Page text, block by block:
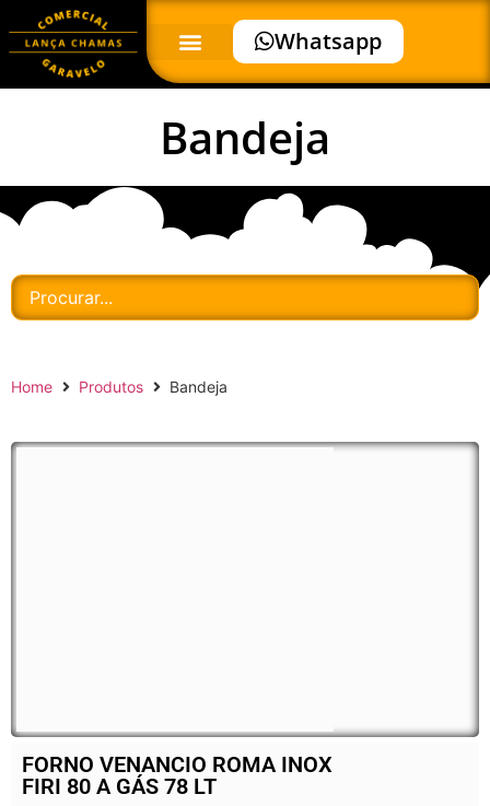
Whatsapp
Bandeja
Home Produtos Bandeja
FORNO VENANCIO ROMA INOX
FIRI 80 A GÁS 78 LT